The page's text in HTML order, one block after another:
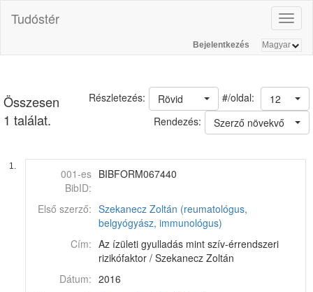
Tudóstér
Bejelentkezés
Összesen
1 találat.
#/oldal: 12
Rövid
Részletezés:
Rendezés:
Szerző növekvő
1.
001-es
BibID:
BIBFORM067440
Első szerző: Szekanecz Zoltán (reumatológus,
belgyógyász, immunológus)
Cím: Az ízületi gyulladás mint szív-érrendszeri
rizikófaktor / Szekanecz Zoltán
Dátum: 2016